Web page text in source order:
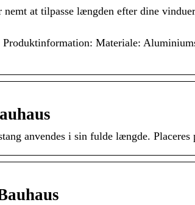
at tilpasse længden efter dine
Materiale:
anvendes i sin fulde længde. Placeres